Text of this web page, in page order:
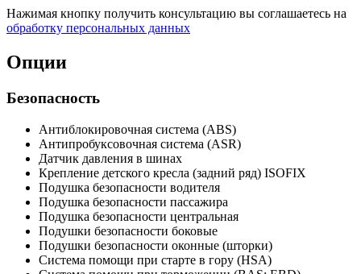
Нажимая кнопку получить консультацию вы соглашаетесь на
обработку персональных данных
Опции
Безопасность
Антиблокировочная система (ABS)
Антипробуксовочная система (ASR)
Датчик давления в шинах
Крепление детского кресла (задний ряд) ISOFIX
Подушка безопасности водителя
Подушка безопасности пассажира
Подушка безопасности центральная
Подушки безопасности боковые
Подушки безопасности оконные (шторки)
Система помощи при старте в гору (HSA)